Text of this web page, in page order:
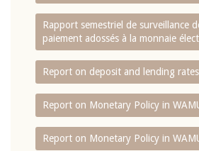
Rapport semestriel de surveillance
paiement adossés à la monnaie
Report on deposit and lending
Report on Monetary Policy in
Report on Monetary Policy in